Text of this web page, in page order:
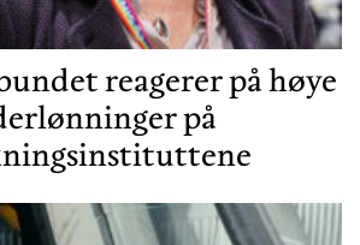
reagerer på høye
på